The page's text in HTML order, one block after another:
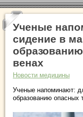
Ученые
сидение в
венах
Новости медицины
Ученые напоминают:
образованию опасных